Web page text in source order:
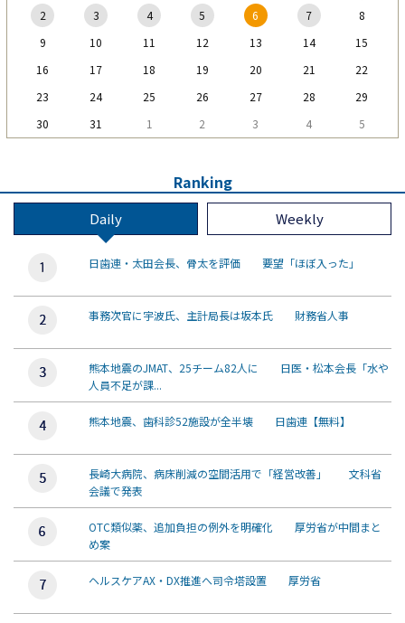
2
3 4 5 6 7
8
9
10 11 12 13 14
15
16
17 18 19 20 21
22
23
24 25 26 27 28
29
30
31 1 2 3 4 5
Ranking
Daily Weekly
日歯連・太田会長、骨太を評価 要望「ほぼ入った」
事務次官に宇波氏、主計局長は坂本氏 財務省人事
熊本地震のJMAT、25チーム82人に 日医・松本会長「水や
人員不足が課...
熊本地震、歯科診52施設が全半壊 日歯連【無料】
長崎大病院、病床削減の空間活用で「経営改善」 文科省
会議で発表
OTC類似薬、追加負担の例外を明確化 厚労省が中間まと
め案
ヘルスケアAX・DX推進へ司令塔設置 厚労省